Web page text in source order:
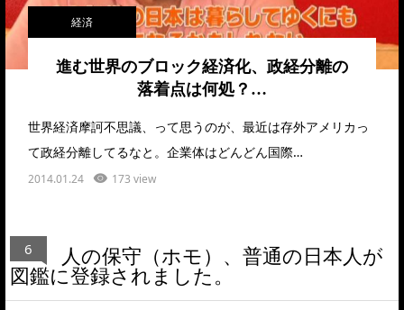
経済
進む世界のブロック経済化、政経分離の
落着点は何処？…
世界経済摩訶不思議、って思うのが、最近は存外アメリカっ
て政経分離してるなと。企業体はどんどん国際…
2014.01.24 173 view
6 人の保守（ホモ）、普通の日本人が
図鑑に登録されました。